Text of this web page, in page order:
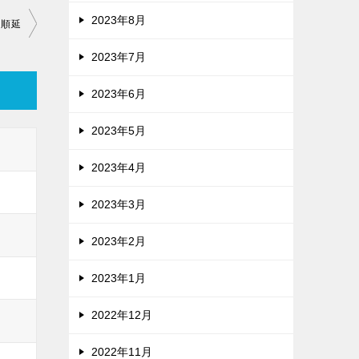
延 2023年8月
2023年7月
2023年6月
2023年5月
2023年4月
2023年3月
2023年2月
2023年1月
2022年12月
2022年11月